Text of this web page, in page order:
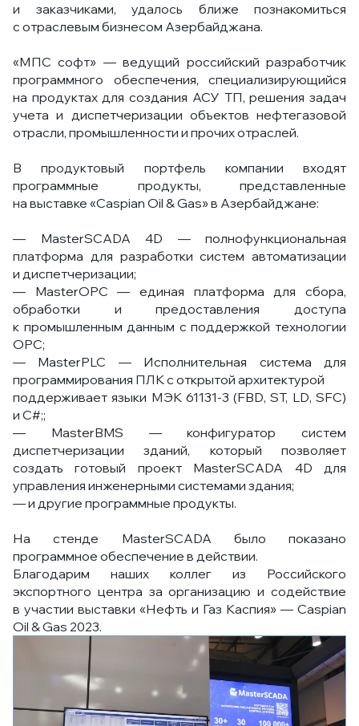
и заказчиками, удалось ближе познакомиться
с отраслевым бизнесом Азербайджана.
«МПС софт» — ведущий российский разработчик
программного обеспечения, специализирующийся
на продуктах для создания АСУ ТП, решения задач
учета и диспетчеризации объектов нефтегазовой
отрасли, промышленности и прочих отраслей.
В продуктовый портфель компании входят
программные продукты, представленные
на выставке «Caspian Oil & Gas» в Азербайджане:
— MasterSCADA 4D — полнофункциональная
платформа для разработки систем автоматизации
и диспетчеризации;
— MasterOPC — единая платформа для сбора,
обработки и предоставления доступа
к промышленным данным с поддержкой технологии
OPC;
— MasterPLC — Исполнительная система для
программирования ПЛК с открытой архитектурой
поддерживает языки МЭК 61131-3 (FBD, ST, LD, SFC)
и C#;;
— MasterBMS — конфигуратор систем
диспетчеризации зданий, который позволяет
создать готовый проект MasterSCADA 4D для
управления инженерными системами здания;
— и другие программные продукты.
На стенде MasterSCADA было показано
программное обеспечение в действии.
Благодарим наших коллег из Российского
экспортного центра за организацию и содействие
в участии выставки «Нефть и Газ Каспия» — Caspian
Oil & Gas 2023.